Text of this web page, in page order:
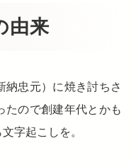
由来
納忠元）に焼き討ちさ
たので創建年代とかも
字起こしを。